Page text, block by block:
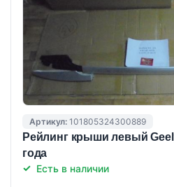
Артикул: 101805324300889
Рейлинг крыши левый
года
Есть в наличии